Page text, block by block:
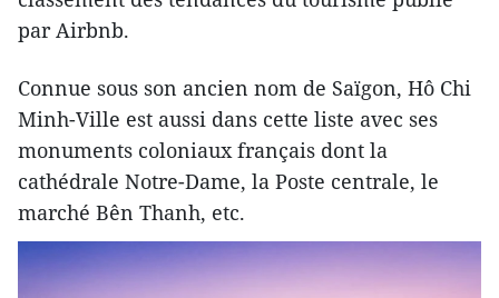
par Airbnb.
Connue sous son ancien nom de Saïgon, Hô Chi
Minh-Ville est aussi dans cette liste avec ses
monuments coloniaux français dont la
cathédrale Notre-Dame, la Poste centrale, le
marché Bên Thanh, etc.